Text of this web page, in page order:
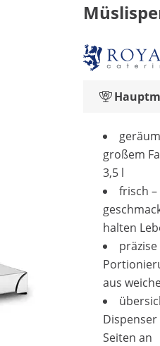
großem
3,5 l
frisch
halten
aus
Seiten an